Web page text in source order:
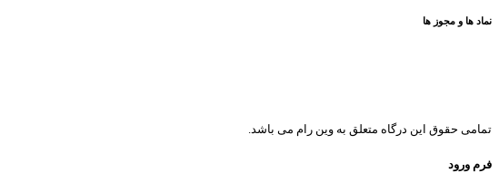
نماد ها و مجوز ها
تمامی حقوق این درگاه متعلق به وین رام می باشد.
فرم ورود